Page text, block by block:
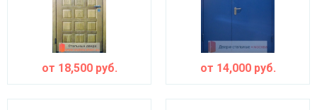
от 18,500руб. от 14,000руб.